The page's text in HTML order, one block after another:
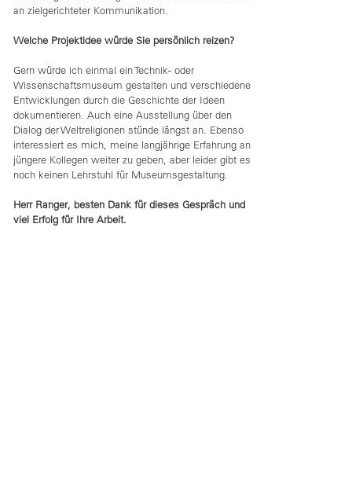
an zielgerichteter Kommunikation.
Welche Projektidee würde Sie persönlich reizen?
Gern würde ich einmal ein Technik- oder
Wissenschaftsmuseum gestalten und verschiedene
Entwicklungen durch die Geschichte der Ideen
dokumentieren. Auch eine Ausstellung über den
Dialog der Weltreligionen stünde längst an. Ebenso
interessiert es mich, meine langjährige Erfahrung an
jüngere Kollegen weiter zu geben, aber leider gibt es
noch keinen Lehrstuhl für Museumsgestaltung.
Herr Ranger, besten Dank für dieses Gespräch und
viel Erfolg für Ihre Arbeit.